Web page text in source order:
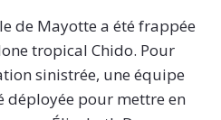
de Mayotte a été frappée
tropical Chido. Pour
sinistrée, une équipe
déployée pour mettre en